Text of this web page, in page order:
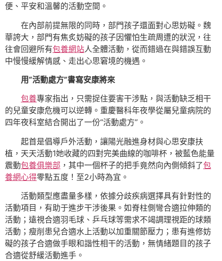
便、平安和溫馨的活動空間。
在內部前提無限的同時，部門孩子還面對心思妨礙。魏
華誇大，部門有焦炙妨礙的孩子因懼怕生疏周遭的狀況，往
往會回避所有包養網站人全體活動，從而錯過在與錯誤互動
中慢慢緩解情感、走出心思窘境的機遇。
用“活動處方”書寫安康將來
包養專家指出，只需捉住要害干涉點，與活動缺乏相干
的兒童安康危機可以逆轉。重慶醫科年夜學從屬兒童病院的
四年夜科室結合開出了一份“活動處方”。
起首是倡導戶外活動，讓陽光融進身材與心思安康扶
植，天天活動1她收藏的四對完美曲線的咖啡杯，被藍色能量
震動包養俱樂部 ，其中一個杯子的把手竟然向內側傾斜了包
養網心得零點五度！至2小時為宜。
活動類型應盡量多樣，依據分歧疾病選擇具有針對性的
活動項目，有助于進步干涉後果。如脊柱側彎合適拉伸類的
活動；遠視合適羽毛球、乒乓球等需求不竭調理視距的球類
活動；瘦削患兒合適水上活動以加重關節壓力；患有進修妨
礙的孩子合適做手眼和諧性相干的活動，無情緒題目的孩子
合適從舒緩活動進手。